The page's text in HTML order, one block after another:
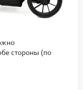
стороны (по